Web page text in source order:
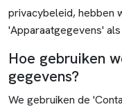
privacybeleid, hebben
'Apparaatgegevens'
Hoe gebruiken
gegevens?
We gebruiken de